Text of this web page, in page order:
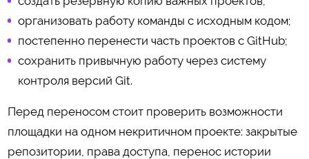
организовать работу команды с исходным кодом;
постепенно перенести часть проектов с GitHub;
сохранить привычную работу через систему
контроля версий Git.
Перед переносом стоит проверить возможности
площадки на одном некритичном проекте: закрытые
репозитории, права доступа, перенос истории